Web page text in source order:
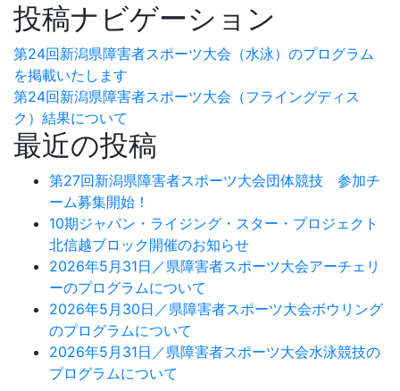
投稿ナビゲーション
第24回新潟県障害者スポーツ大会（水泳）のプログラム
を掲載いたします
第24回新潟県障害者スポーツ大会（フライングディス
ク）結果について
最近の投稿
第27回新潟県障害者スポーツ大会団体競技 参加チ
ーム募集開始！
10期ジャパン・ライジング・スター・プロジェクト
北信越ブロック開催のお知らせ
2026年5月31日／県障害者スポーツ大会アーチェリ
ーのプログラムについて
2026年5月30日／県障害者スポーツ大会ボウリング
のプログラムについて
2026年5月31日／県障害者スポーツ大会水泳競技の
プログラムについて